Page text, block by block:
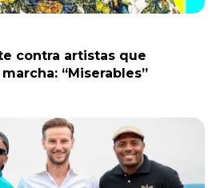
contra artistas que
“Miserables”